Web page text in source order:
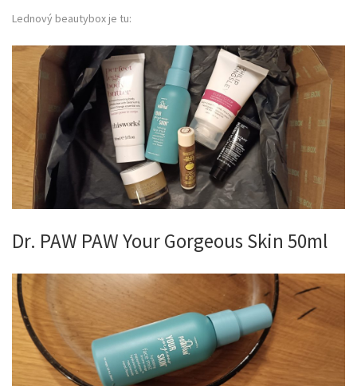
Lednový beautybox je tu:
Dr. PAW PAW Your Gorgeous Skin 50ml